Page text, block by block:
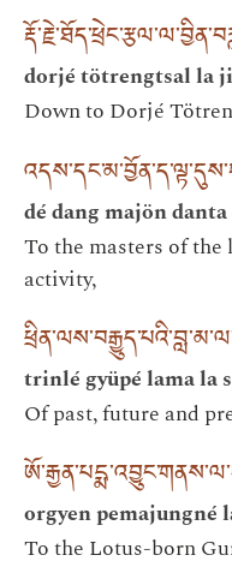
dorjé tötrengtsal la
Down to Dorjé
dé dang majön
To the masters of
activity,
trinlé gyüpé lama la
Of past, future and
orgyen pemajungné
To the Lotus-born